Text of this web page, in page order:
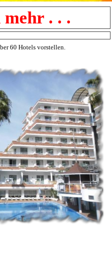
mehr . . .
60 Hotels vorstellen.